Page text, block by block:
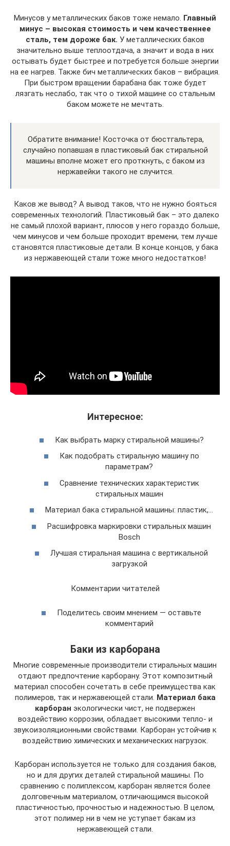
Минусов у металлических баков тоже немало. Главный
минус – высокая стоимость и чем качественнее
сталь, тем дороже бак. У металлических баков
значительно выше теплоотдача, а значит и вода в них
остывать будет быстрее и потребуется больше энергии
на ее нагрев. Также бич металлических баков – вибрация.
При быстром вращении барабана бак тоже будет
лязгать неслабо, так что о тихой машине со стальным
баком можете не мечтать.
Обратите внимание! Косточка от бюстгальтера,
случайно попавшая в пластиковый бак стиральной
машины вполне может его проткнуть, с баком из
нержавейки такого не случится.
Каков же вывод? А вывод таков, что не нужно бояться
современных технологий. Пластиковый бак – это далеко
не самый плохой вариант, плюсов у него гораздо больше,
чем минусов и чем больше проходит времени, тем лучше
становятся пластиковые детали. В конце концов, у бака
из нержавеющей стали тоже много недостатков!
Интересное:
Как выбрать марку стиральной машины?
Как подобрать стиральную машину по
параметрам?
Сравнение технических характеристик
стиральных машин
Материал бака стиральной машины: пластик,…
Расшифровка маркировки стиральных машин
Bosch
Лучшая стиральная машина с вертикальной
загрузкой
Комментарии читателей
Поделитесь своим мнением — оставьте
комментарий
Баки из карборана
Многие современные производители стиральных машин
отдают предпочтение карборану. Этот композитный
материал способен сочетать в себе преимущества как
полимеров, так и нержавеющей стали. Материал бака
карборан экологически чист, не подвержен
воздействию коррозии, обладает высокими тепло- и
звукоизоляционными свойствами. Карборан устойчив к
воздействию химических и механических нагрузок.
Карборан используется не только для создания баков,
но и для других деталей стиральной машины. По
сравнению с полиплексом, карборан является более
долговечным материалом, отличающимся высокой
пластичностью, прочностью и надежностью. В целом,
этот полимер ни в чем не уступает бакам из
нержавеющей стали.